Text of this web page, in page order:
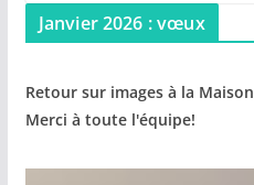
Janvier 2026 : vœux
Retour sur images à la Maison
Merci à toute l'équipe!